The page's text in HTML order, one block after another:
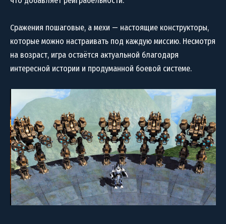
Сражения пошаговые, а мехи — настоящие конструкторы,
которые можно настраивать под каждую миссию. Несмотря
на возраст, игра остаётся актуальной благодаря
интересной истории и продуманной боевой системе.